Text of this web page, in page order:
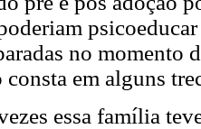
no momento
consta em alguns
essa família